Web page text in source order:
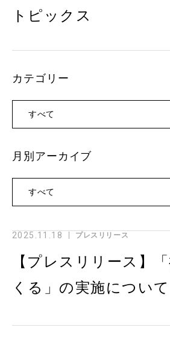
2025.11.18 プレスリリース
【プレスリリース】
くる」の実施について
トピックス
カテゴリー
すべて
月別アーカイブ
すべて